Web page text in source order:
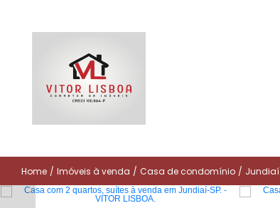
Home / Imóveis à venda / Casa de condomínio / Jundiaí